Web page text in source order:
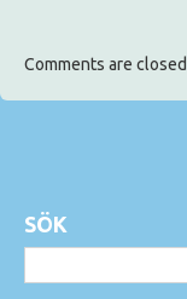
Comments are
SÖK